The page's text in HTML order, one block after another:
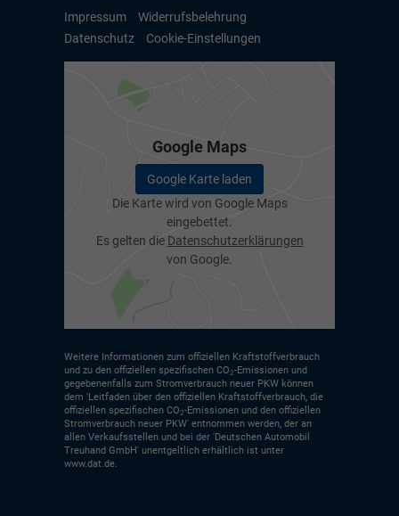
Impressum
Widerrufsbelehrung
Datenschutz
Cookie-Einstellungen
Google Maps
Google Karte laden
Die Karte wird von Google Maps
eingebettet.
Es gelten die Datenschutzerklärungen
von Google.
Weitere Informationen zum offiziellen Kraftstoffverbrauch
und zu den offiziellen spezifischen CO2-Emissionen und
gegebenenfalls zum Stromverbrauch neuer PKW können
dem 'Leitfaden über den offiziellen Kraftstoffverbrauch, die
offiziellen spezifischen CO2-Emissionen und den offiziellen
Stromverbrauch neuer PKW' entnommen werden, der an
allen Verkaufsstellen und bei der 'Deutschen Automobil
Treuhand GmbH' unentgeltlich erhältlich ist unter
www.dat.de.